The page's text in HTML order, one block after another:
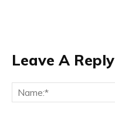
Leave A Reply